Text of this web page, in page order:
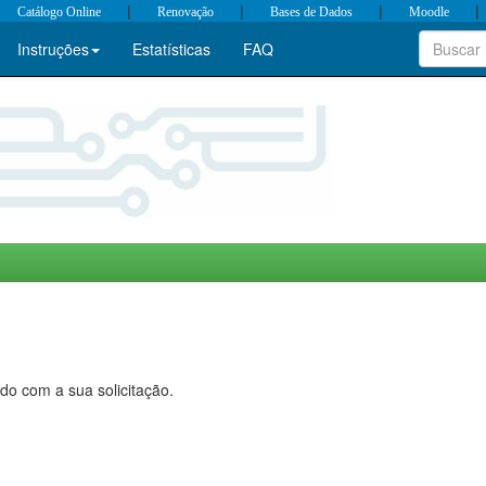
Catálogo Online | Renovação | Bases de Dados | Moodle |
Instruções Estatísticas FAQ
com a sua solicitação.